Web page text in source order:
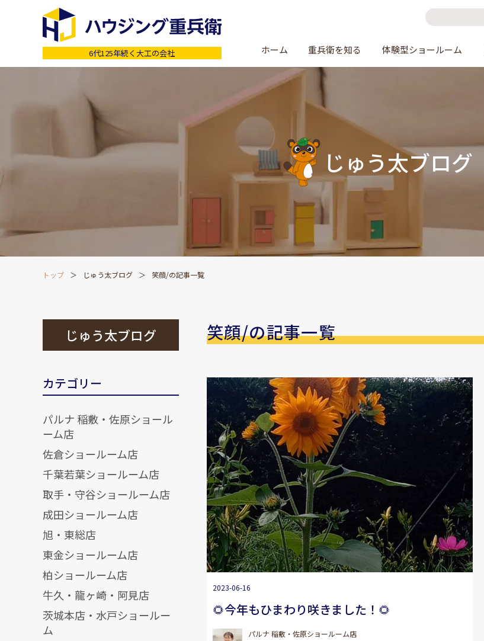
6代125年続く大工の会社 ホーム 重兵衛を知る 体験型ショールーム
じゅう太ブログ
トップ じゅう太ブログ 笑顔/の記事一覧
笑顔/の記事一覧
2023-06-16
🌻今年もひまわり咲きました！🌻
パルナ 稲敷・佐原ショールーム店
じゅう太ブログ
カテゴリー
パルナ 稲敷・佐原ショール
ーム店
佐倉ショールーム店
千葉若葉ショールーム店
取手・守谷ショールーム店
成田ショールーム店
旭・東総店
東金ショールーム店
柏ショールーム店
牛久・龍ヶ崎・阿見店
茨城本店・水戸ショールー
ム